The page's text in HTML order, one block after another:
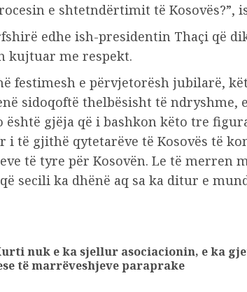
e shtetndërtimit të Kosovës?”,
edhe ish-presidentin Thaçi që
kujtuar me respekt.
festimesh e përvjetorësh jubilarë,
sidoqoftë thelbësisht të ndryshme,
është gjëja që i bashkon këto tre
i të gjithë qytetarëve të Kosovës të
të tyre për Kosovën. Le të merren
secili ka dhënë aq sa ka ditur e
nuk e ka sjellur asociacionin, e ka
të marrëveshjeve paraprake